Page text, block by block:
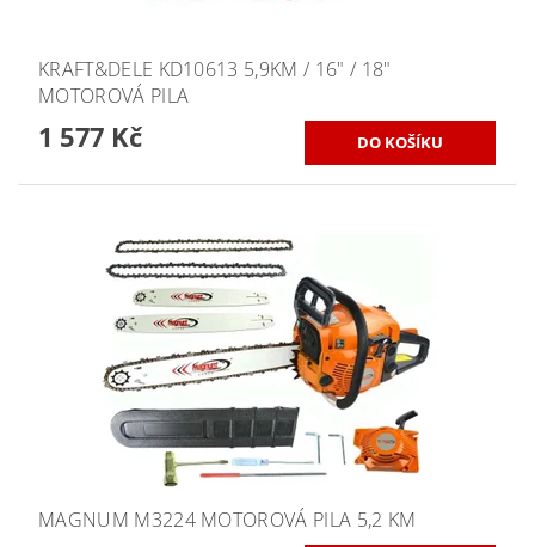
KRAFT&DELE KD10613 5,9KM / 16" / 18"
MOTOROVÁ PILA
1 577 Kč
MAGNUM M3224 MOTOROVÁ PILA 5,2 KM